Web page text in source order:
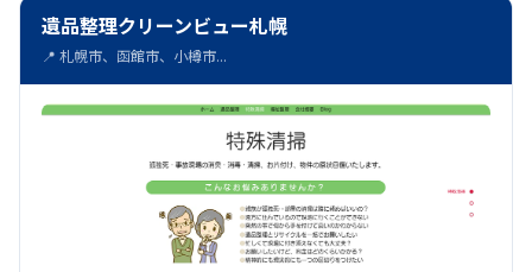
遺品整理クリーンビュー札幌
📍 札幌市、函館市、小樽市...